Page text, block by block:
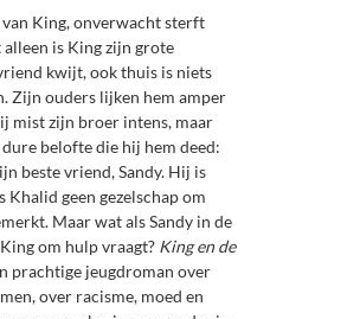
King, onverwacht sterft
is King zijn grote
kwijt, ook thuis is niets
Zijn ouders lijken hem amper
mist zijn broer intens, maar
belofte die hij hem deed:
beste vriend, Sandy. Hij is
Khalid geen gezelschap om
Maar wat als Sandy in de
om hulp vraagt? King en de
prachtige jeugdroman over
over racisme, moed en